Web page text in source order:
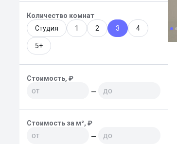
Количество комнат
Студия
1 2 3 4
5+
Стоимость, ₽
—
Стоимость за м², ₽
—